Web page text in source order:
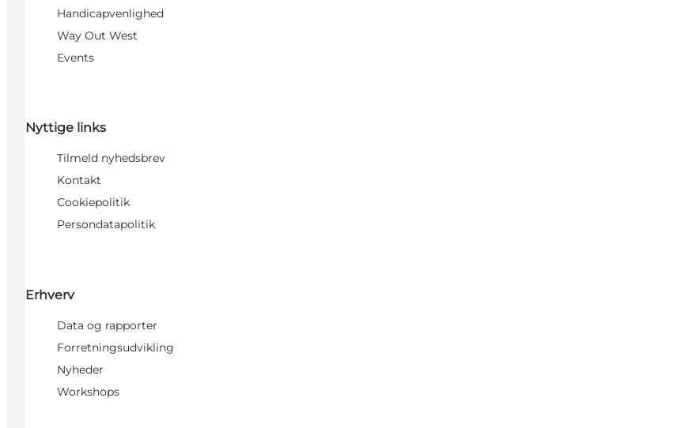
Handicapvenlighed
Way Out West
Events
Nyttige links
Tilmeld nyhedsbrev
Kontakt
Cookiepolitik
Persondatapolitik
Erhverv
Data og rapporter
Forretningsudvikling
Nyheder
Workshops